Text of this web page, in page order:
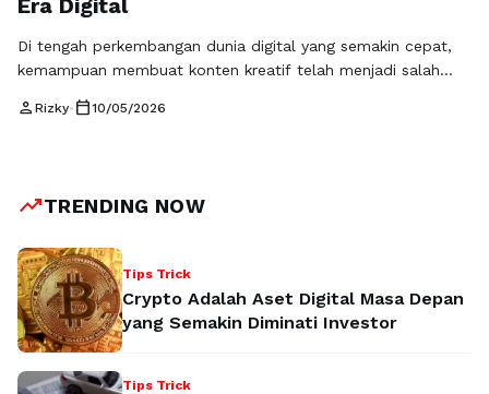
Di tengah perkembangan dunia digital yang semakin cepat,
kemampuan membuat konten kreatif telah menjadi salah
aktivitas mengisi media sosial, tetapi sudah berubah menjadi
banyak orang …Baca Selengkapnya
person Rizky• calendar_today10/05/2026
trending_upTRENDING NOW
Tips Trick
Crypto Adalah Aset Digital Masa Depan
yang Semakin Diminati Investor
Tips Trick